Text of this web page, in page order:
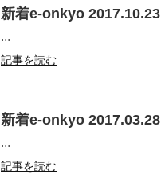
新着e-onkyo 2017.10.23
...
記事を読む
新着e-onkyo 2017.03.28
...
記事を読む